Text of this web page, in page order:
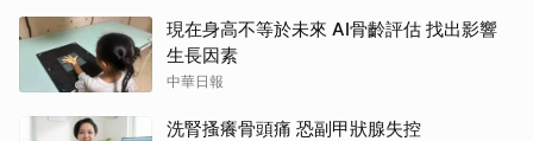
現在身高不等於未來 AI骨齡評估 找出影響
生長因素
中華日報
洗腎搔癢骨頭痛 恐副甲狀腺失控